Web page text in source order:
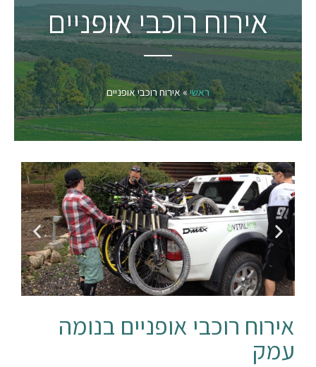
אירוח רוכבי אופניים
ראשי»אירוח רוכבי אופניים
אירוח רוכבי אופניים בנומה
עמק